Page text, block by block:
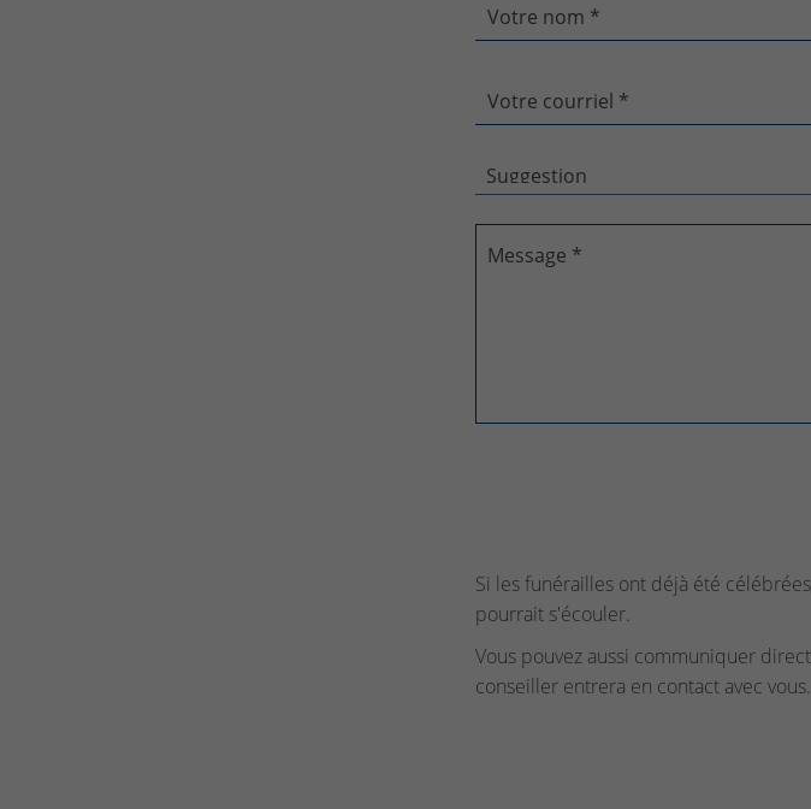
Votre nom *
Votre courriel *
Message *
Si les funérailles ont déjà été
pourrait s'écouler.
Vous pouvez aussi communiquer
conseiller entrera en contact avec vous.